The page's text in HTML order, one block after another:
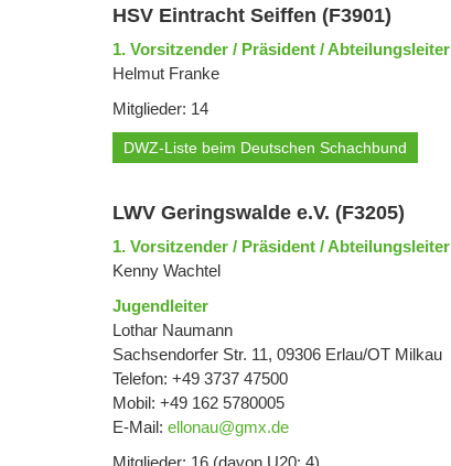
HSV Eintracht Seiffen (F3901)
1. Vorsitzender / Präsident / Abteilungsleiter
Helmut Franke
Mitglieder: 14
DWZ-Liste beim Deutschen Schachbund
LWV Geringswalde e.V. (F3205)
1. Vorsitzender / Präsident / Abteilungsleiter
Kenny Wachtel
Jugendleiter
Lothar Naumann
Sachsendorfer Str. 11, 09306 Erlau/OT Milkau
Telefon: +49 3737 47500
Mobil: +49 162 5780005
E-Mail: ellonau@gmx.de
Mitglieder: 16 (davon U20: 4)